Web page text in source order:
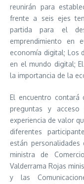
reunirán para
frente a seis ejes
partida para el
emprendimiento en
economía digital; Los
en el mundo digital;
la importancia de la
El encuentro contará
preguntas y
experiencia de valor
diferentes
están personalidades
ministra de
Valderrama Rojas
y las